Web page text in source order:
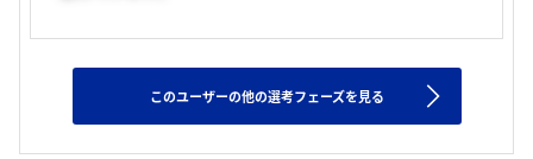
このユーザーの他の選考フェーズを見る